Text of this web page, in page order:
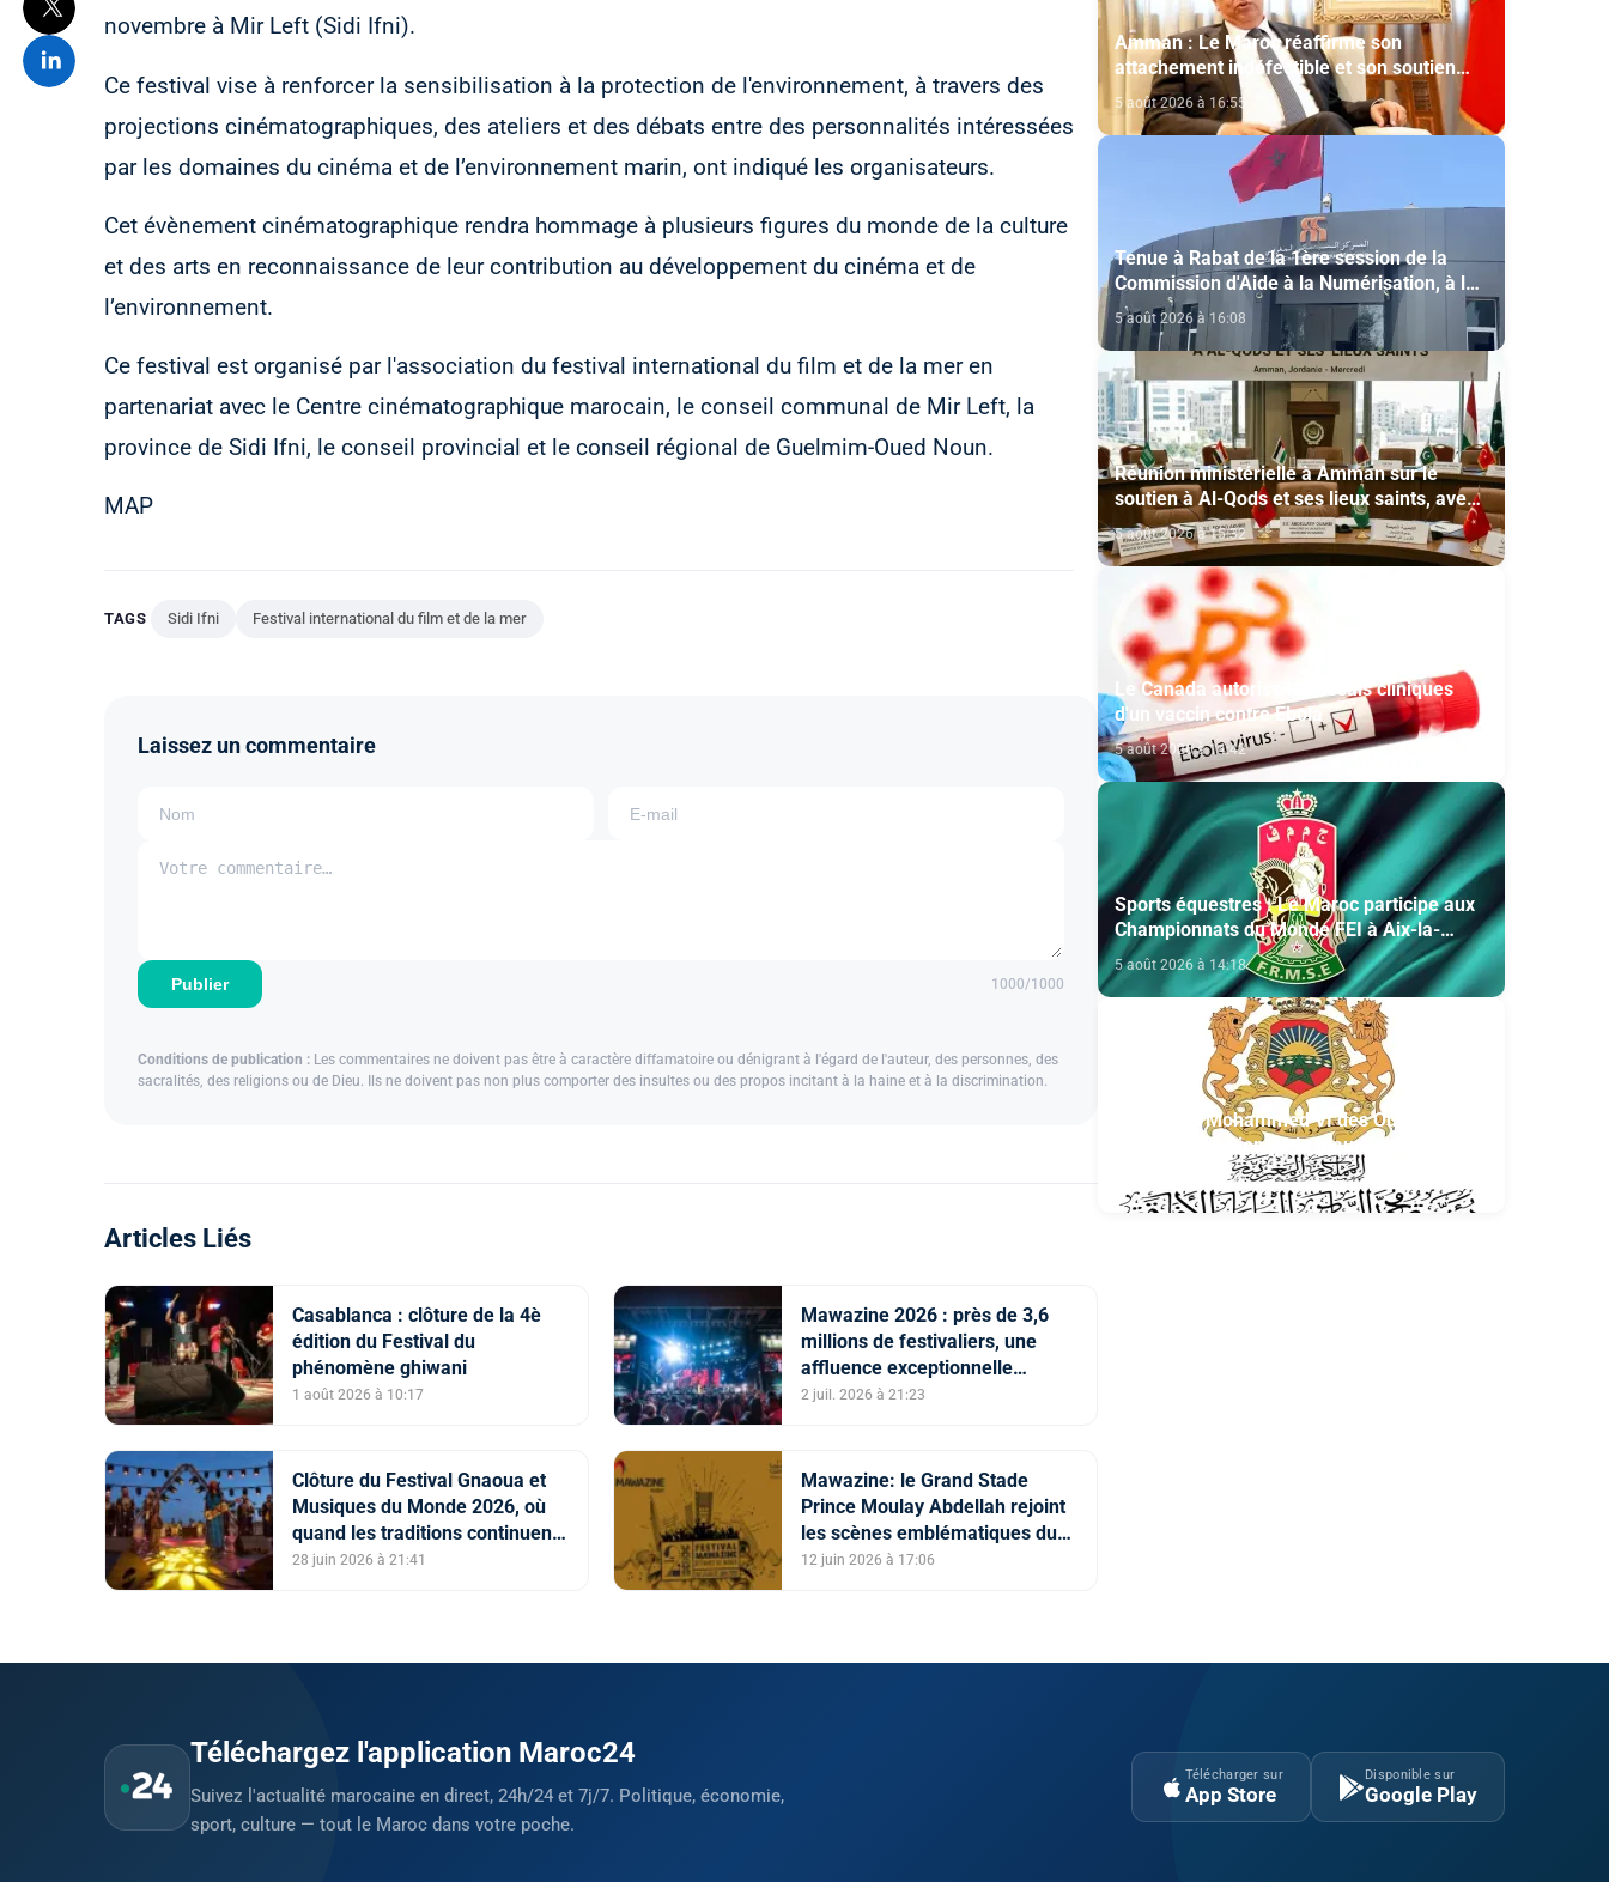
novembre à Mir Left (Sidi Ifni).
Ce festival vise à renforcer la sensibilisation à la protection de l'environnement, à travers des
projections cinématographiques, des ateliers et des débats entre des personnalités intéressées
par les domaines du cinéma et de l’environnement marin, ont indiqué les organisateurs.
Cet évènement cinématographique rendra hommage à plusieurs figures du monde de la culture
et des arts en reconnaissance de leur contribution au développement du cinéma et de
l’environnement.
Ce festival est organisé par l'association du festival international du film et de la mer en
partenariat avec le Centre cinématographique marocain, le conseil communal de Mir Left, la
province de Sidi Ifni, le conseil provincial et le conseil régional de Guelmim-Oued Noun.
MAP
TAGS Sidi Ifni Festival international du film et de la mer
Laissez un commentaire
Publier 1000/1000
Conditions de publication : Les commentaires ne doivent pas être à caractère diffamatoire ou dénigrant à l'égard de l'auteur, des personnes, des
sacralités, des religions ou de Dieu. Ils ne doivent pas non plus comporter des insultes ou des propos incitant à la haine et à la discrimination.
Articles Liés
Casablanca : clôture de la 4è
édition du Festival du
phénomène ghiwani
1 août 2026 à 10:17
Mawazine 2026 : près de 3,6
millions de festivaliers, une
affluence exceptionnelle
(organisateurs)
2 juil. 2026 à 21:23
Clôture du Festival Gnaoua et
Musiques du Monde 2026, où
quand les traditions continuent
de dialoguer avec leur époque
28 juin 2026 à 21:41
Mawazine: le Grand Stade
Prince Moulay Abdellah rejoint
les scènes emblématiques du
Festival
12 juin 2026 à 17:06
Amman : Le Maroc réaffirme son
attachement indéfectible et son soutien
constant aux droits légitimes du peuple
palestinien
5 août 2026 à 16:55
Tenue à Rabat de la 1ère session de la
Commission d'Aide à la Numérisation, à la
Modernisation et à la Création des Salles
de Cinéma au titre de l'année 2026
5 août 2026 à 16:08
Réunion ministérielle à Amman sur le
soutien à Al-Qods et ses lieux saints, avec
la participation du Maroc
5 août 2026 à 15:32
Le Canada autorise les essais cliniques
d'un vaccin contre Ebola
5 août 2026 à 14:42
Sports équestres : Le Maroc participe aux
Championnats du Monde FEI à Aix-la-
Chapelle
5 août 2026 à 14:18
Fondation Mohammed VI des Oulémas
africains- section de la Mauritanie:
Annonce des qualifiés au concours des
manuscrits et des documents islamiques
africains
5 août 2026 à 13:04
Téléchargez l'application Maroc24
Suivez l'actualité marocaine en direct, 24h/24 et 7j/7. Politique, économie,
sport, culture — tout le Maroc dans votre poche.
Télécharger sur
App Store
Disponible sur
Google Play